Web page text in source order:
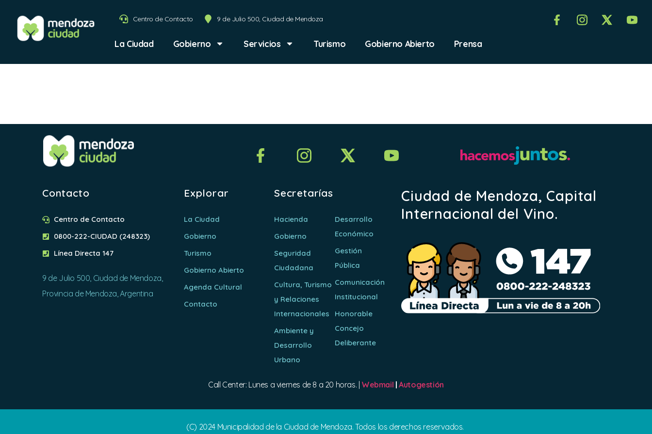
Centro de Contacto 9 de Julio 500, Ciudad de Mendoza
La Ciudad Gobierno Servicios Turismo Gobierno Abierto Prensa
Contacto
Centro de Contacto
0800-222-CIUDAD (248323)
Línea Directa 147
9 de Julio 500, Ciudad de Mendoza,
Provincia de Mendoza, Argentina
Explorar
La Ciudad
Gobierno
Turismo
Gobierno Abierto
Agenda Cultural
Contacto
Secretarías
Hacienda
Gobierno
Seguridad
Ciudadana
Cultura, Turismo
y Relaciones
Internacionales
Ambiente y
Desarrollo
Urbano
Desarrollo
Económico
Gestión
Pública
Comunicación
Institucional
Honorable
Concejo
Deliberante
Ciudad de Mendoza, Capital
Internacional del Vino.
Call Center: Lunes a viernes de 8 a 20 horas. | Webmail |Autogestión
(C) 2024 Municipalidad de la Ciudad de Mendoza. Todos los derechos reservados.